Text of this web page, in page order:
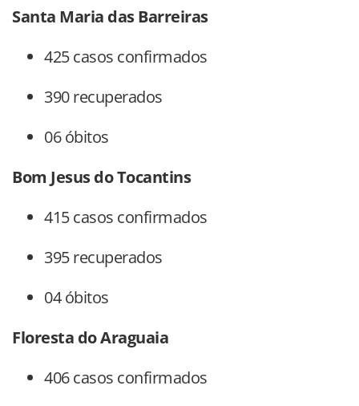
Santa Maria das Barreiras
425 casos confirmados
390 recuperados
06 óbitos
Bom Jesus do Tocantins
415 casos confirmados
395 recuperados
04 óbitos
Floresta do Araguaia
406 casos confirmados